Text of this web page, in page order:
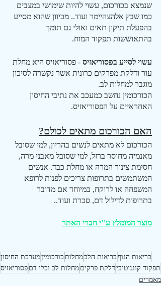
שנמצא בכורכום, עשוי להיות שימושי במצבים
כמו שבץ אלהצהיימר ועוד.. מכיוון שהוא מסייע
בהפעלת תיקון תאים ואולי גם תומך
בהתאוששות תפקוד המוח.
עשוי לסייע בפסוריאזיס - פסוריאזיס היא מחלת
עור ודלקת מפרקים כרונית אשר נקשרה לסיכון
מוגבר למחלות לב.
הכורכומין נחשב כמעכב את נתיבי החיסון
האחראיים על הפסוריאזיס.
האם הכורכום מתאים לכולם?
הכורכום לא מתאים לנשים בהריון, למי שסובל
מאנמיה מחוסר ברזל, למי שסובל מאבני מרה,
חסימת צינור המרה או מחלת כבד. אנשים
המשתמשים בתרופות צריכים לפנות לרופא
המשפחה או לרוקח, במיוחד אם מדובר
בתרופות לדילול דם, סכרת ועוד..
מוצר המומלץ ע"י חברי האתר
בריאות הגוף בריאות הלבמחלות כורכומיןמערכת החיסון
תפקוד קוגניטיבי דלקת פרקים מחלות לב וכלי דם פסוריאזיס
מאמרים